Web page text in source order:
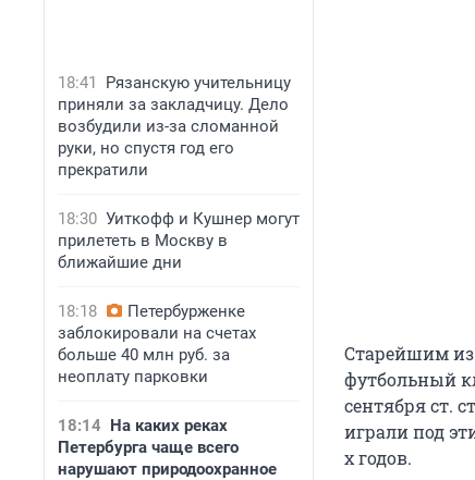
18:41
Рязанскую учительницу
приняли за закладчицу. Дело
возбудили из-за сломанной
руки, но спустя год его
прекратили
18:30 Уиткофф и Кушнер могут
прилететь в Москву в
ближайшие дни
18:18
Петербурженке
заблокировали на счетах
больше 40 млн руб. за
неоплату парковки
18:14 На каких реках
Петербурга чаще всего
нарушают природоохранное
Старейшим из
футбольный
сентября ст.
играли под
х годов.